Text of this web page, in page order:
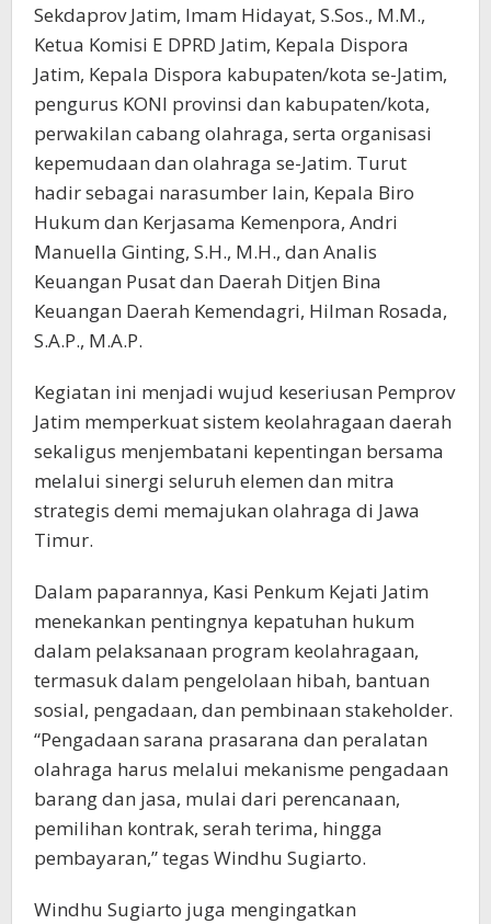
Sekdaprov Jatim, Imam Hidayat, S.Sos., M.M.,
Ketua Komisi E DPRD Jatim, Kepala Dispora
Jatim, Kepala Dispora kabupaten/kota se-Jatim,
pengurus KONI provinsi dan kabupaten/kota,
perwakilan cabang olahraga, serta organisasi
kepemudaan dan olahraga se-Jatim. Turut
hadir sebagai narasumber lain, Kepala Biro
Hukum dan Kerjasama Kemenpora, Andri
Manuella Ginting, S.H., M.H., dan Analis
Keuangan Pusat dan Daerah Ditjen Bina
Keuangan Daerah Kemendagri, Hilman Rosada,
S.A.P., M.A.P.
Kegiatan ini menjadi wujud keseriusan Pemprov
Jatim memperkuat sistem keolahragaan daerah
sekaligus menjembatani kepentingan bersama
melalui sinergi seluruh elemen dan mitra
strategis demi memajukan olahraga di Jawa
Timur.
Dalam paparannya, Kasi Penkum Kejati Jatim
menekankan pentingnya kepatuhan hukum
dalam pelaksanaan program keolahragaan,
termasuk dalam pengelolaan hibah, bantuan
sosial, pengadaan, dan pembinaan stakeholder.
“Pengadaan sarana prasarana dan peralatan
olahraga harus melalui mekanisme pengadaan
barang dan jasa, mulai dari perencanaan,
pemilihan kontrak, serah terima, hingga
pembayaran,” tegas Windhu Sugiarto.
Windhu Sugiarto juga mengingatkan